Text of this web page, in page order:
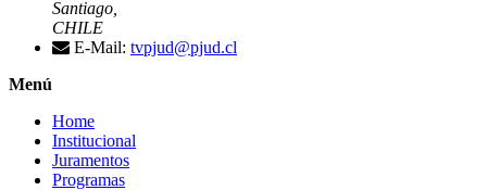
Santiago,
CHILE
E-Mail: tvpjud@pjud.cl
Menú
Home
Institucional
Juramentos
Programas